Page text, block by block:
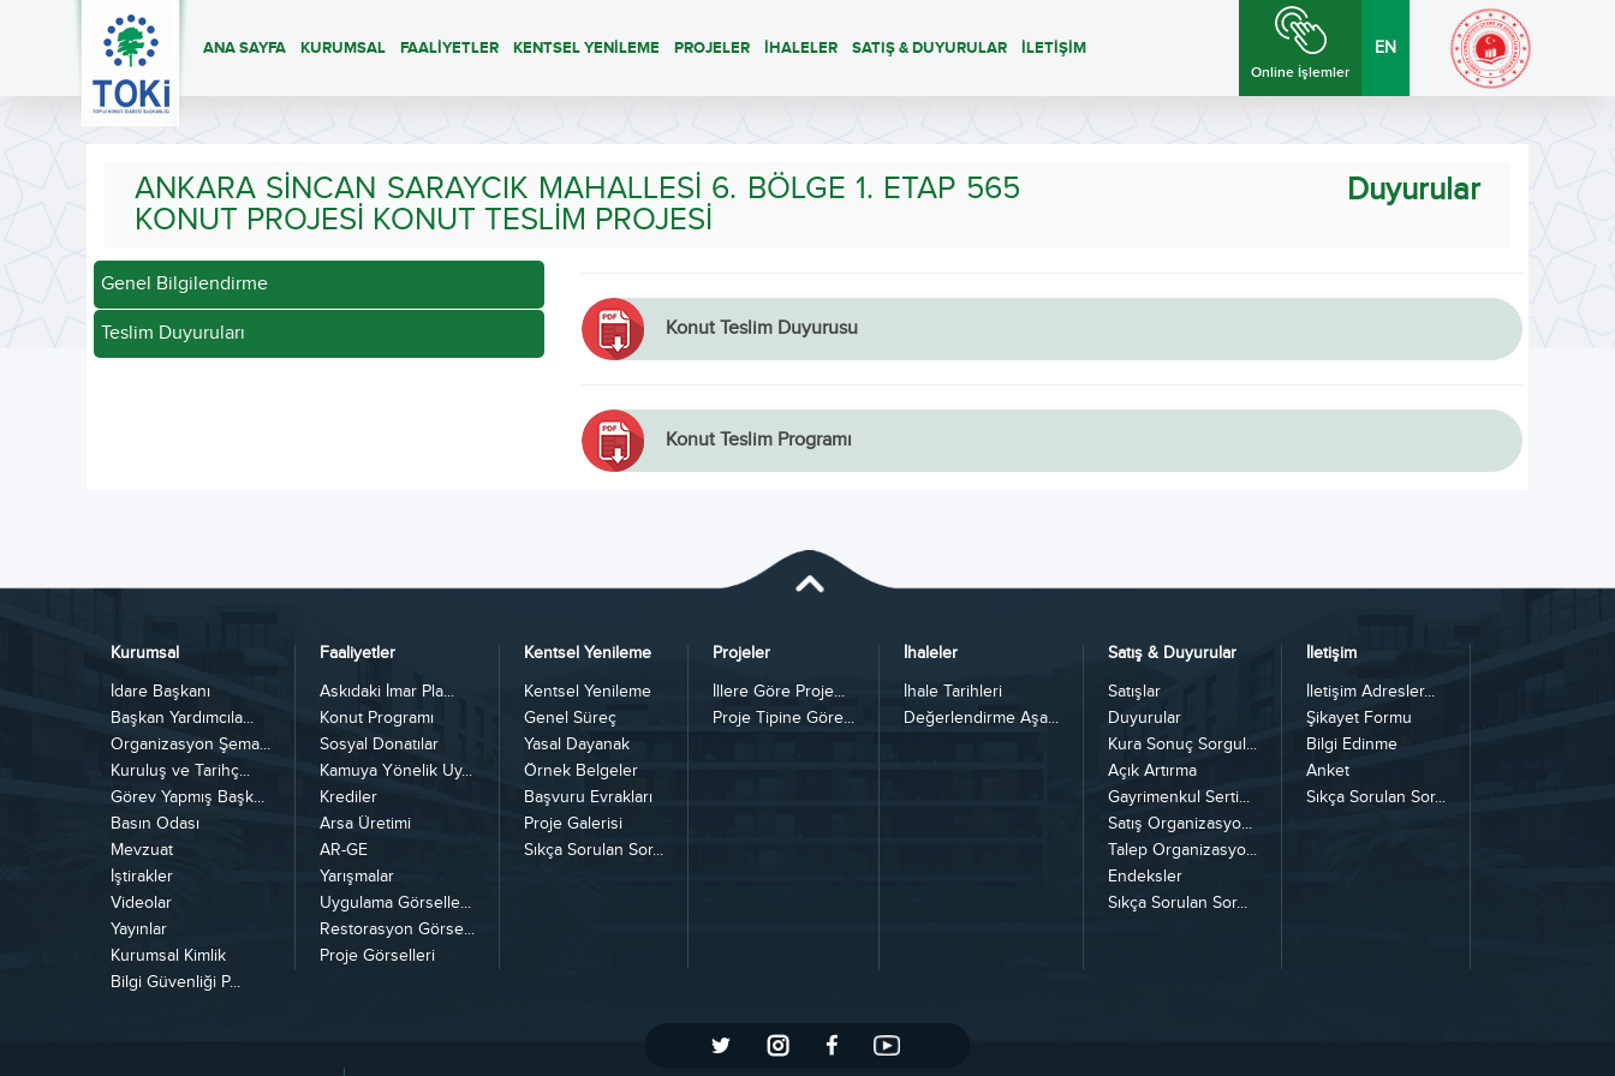
ANA SAYFA KURUMSAL FAALİYETLER KENTSEL YENİLEME PROJELER İHALELER SATIŞ & DUYURULAR İLETİŞİM
Online İşlemler
EN
ANKARA SİNCAN SARAYCIK MAHALLESİ 6. BÖLGE 1. ETAP 565
KONUT PROJESİ KONUT TESLİM PROJESİ
Duyurular
Genel Bilgilendirme
Teslim Duyuruları Konut Teslim Duyurusu
Konut Teslim Programı
Kurumsal
İdare Başkanı
Başkan Yardımcıla...
Organizasyon Şema...
Kuruluş ve Tarihç...
Görev Yapmış Başk...
Basın Odası
Mevzuat
İştirakler
Videolar
Yayınlar
Kurumsal Kimlik
Bilgi Güvenliği P...
Faaliyetler
Askıdaki İmar Pla...
Konut Programı
Sosyal Donatılar
Kamuya Yönelik Uy...
Krediler
Arsa Üretimi
AR-GE
Yarışmalar
Uygulama Görselle...
Restorasyon Görse...
Proje Görselleri
Kentsel Yenileme
Kentsel Yenileme
Genel Süreç
Yasal Dayanak
Örnek Belgeler
Başvuru Evrakları
Proje Galerisi
Sıkça Sorulan Sor...
Projeler
İllere Göre Proje...
Proje Tipine Göre...
İhaleler
İhale Tarihleri
Değerlendirme Aşa...
Satış & Duyurular
Satışlar
Duyurular
Kura Sonuç Sorgul...
Açık Artırma
Gayrimenkul Serti...
Satış Organizasyo...
Talep Organizasyo...
Endeksler
Sıkça Sorulan Sor...
İletişim
İletişim Adresler...
Şikayet Formu
Bilgi Edinme
Anket
Sıkça Sorulan Sor...